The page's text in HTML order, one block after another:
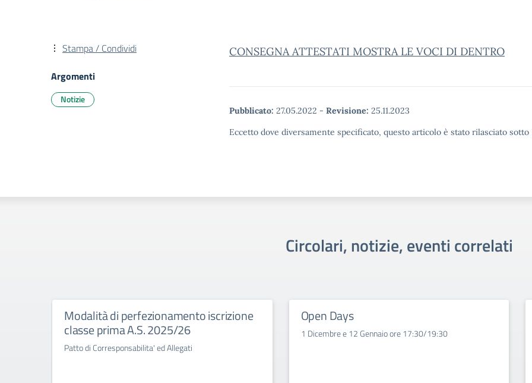
CONSEGNA ATTESTATI MOSTRA LE VOCI DI DENTRO
Pubblicato: 27.05.2022 - Revisione: 25.11.2023
Eccetto dove diversamente specificato, questo articolo è stato rilasciato
Stampa / Condividi
Argomenti
Notizie
Circolari, notizie, eventi correlati
Modalità di perfezionamento iscrizione
classe prima A.S. 2025/26
Patto di Corresponsabilita' ed Allegati
Open Days
1 Dicembre e 12 Gennaio ore 17:30/19:30